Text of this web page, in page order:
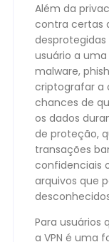
Além da
contra certas
usuário a
malware,
criptografar a
chances de
os dados
de proteção,
transações
confidenciais
arquivos que
Para usuários
a VPN é uma